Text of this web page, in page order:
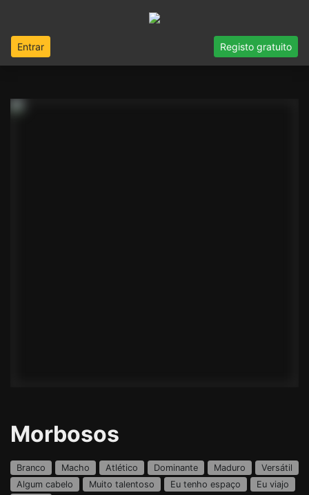
Entrar Registo gratuito
Morbosos
Branco Macho Atlético Dominante Maduro
Versátil
Algum cabelo
Muito talentoso Eu tenho espaço
Eu viajo